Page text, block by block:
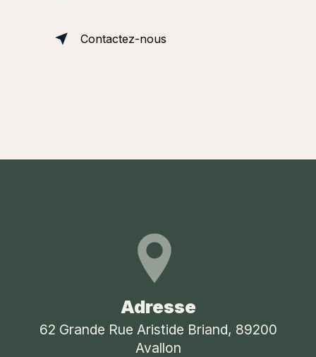
Contactez-nous
Adresse
62 Grande Rue Aristide Briand, 89200
Avallon